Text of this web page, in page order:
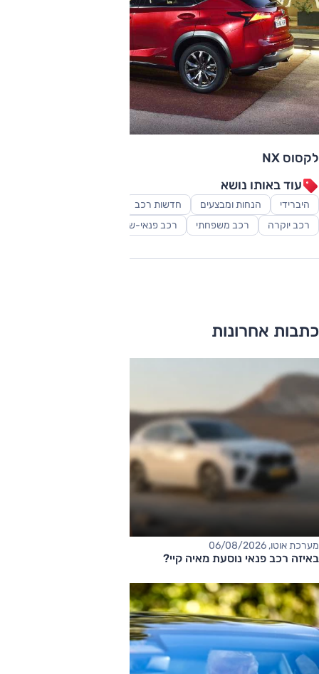
לקסוס NX
עוד באותו נושא
היברידי הנחות ומבצעים חדשות רכב
רכב יוקרה
רכב משפחתי רכב פנאי-שטח
כתבות אחרונות
מערכת אוטו, 06/08/2026
באיזה רכב פנאי נוסעת מאיה קיי?